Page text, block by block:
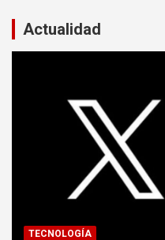
Actualidad
TECNOLOGÍA